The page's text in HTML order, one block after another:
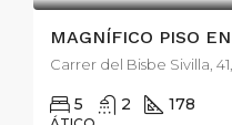
MAGNÍFICO PISO
Carrer del Bisbe Sivilla,
5 2 178